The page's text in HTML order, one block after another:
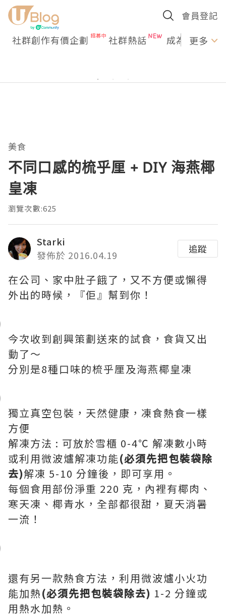
會員登記
社群創作有價企劃 社群熱話 成為U更多
美食
不同口感的梳乎厘 + DIY 海燕椰
皇凍
瀏覽次數:625
Starki
發佈於 2016.04.19
追蹤
在公司、家中肚子餓了，又不方便或懶得
外出的時候，『佢』幫到你！
今次收到創興策劃送來的試食，食貨又出
動了～
分別是8種口味的梳乎厘及海燕椰皇凍
獨立真空包裝，天然健康，凍食熱食一樣
方便
解凍方法 : 可放於雪櫃 0-4℃ 解凍數小時
或利用微波爐解凍功能(必須先把包裝袋除
去)解凍 5-10 分鐘後，即可享用。
每個食用部份淨重 220 克，內裡有椰肉、
寒天凍、椰青水，全部都很甜，夏天消暑
一流！
還有另一款熱食方法，利用微波爐小火功
能加熱(必須先把包裝袋除去) 1-2 分鐘或
用熱水加熱。